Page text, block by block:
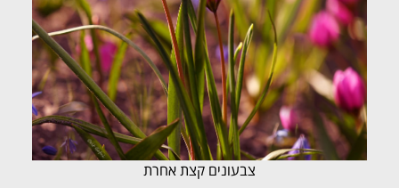
צבעונים קצת אחרת